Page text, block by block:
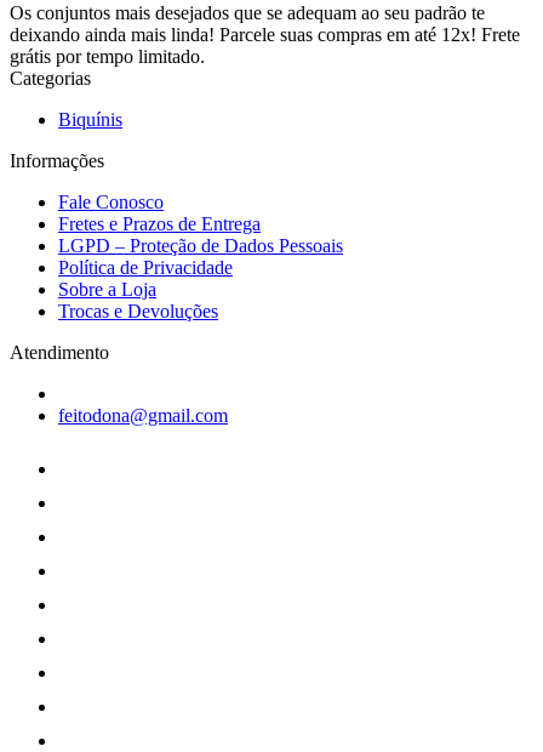
Os conjuntos mais desejados que se adequam ao seu padrão te
deixando ainda mais linda! Parcele suas compras em até 12x! Frete
grátis por tempo limitado.
Categorias
Biquínis
Informações
Fale Conosco
Fretes e Prazos de Entrega
LGPD – Proteção de Dados Pessoais
Política de Privacidade
Sobre a Loja
Trocas e Devoluções
Atendimento
feitodona@gmail.com